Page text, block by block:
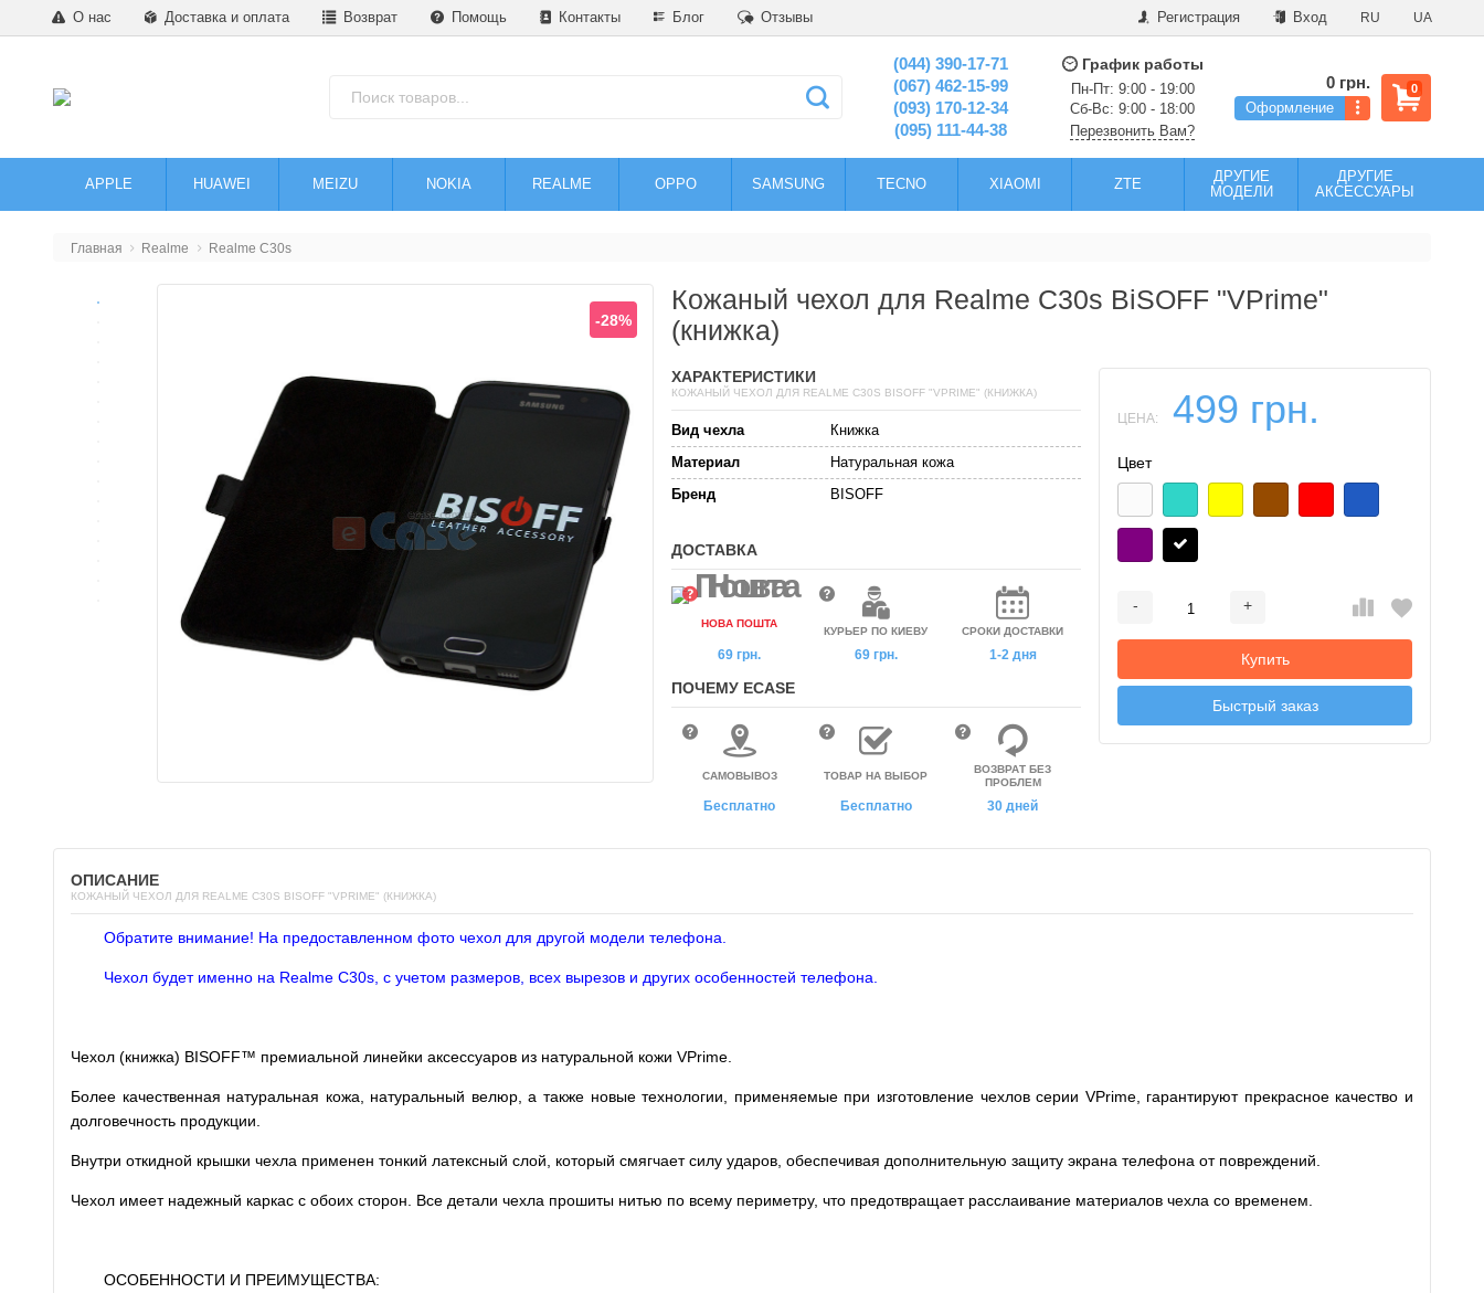
О нас Доставка и оплата Возврат Помощь Контакты Блог Отзывы Регистрация Вход RU UA
(044) 390-17-71
(067) 462-15-99
(093) 170-12-34
(095) 111-44-38
График работы
Пн-Пт: 9:00 - 19:00
Сб-Вс: 9:00 - 18:00
Перезвонить Вам?
0
0 грн.
Оформление
APPLE HUAWEI MEIZU NOKIA REALME OPPO SAMSUNG TECNO XIAOMI ZTE
ДРУГИЕ
МОДЕЛИ
ДРУГИЕ
АКСЕССУАРЫ
Главная Realme Realme C30s
-28%
Кожаный чехол для Realme C30s BiSOFF "VPrime"
(книжка)
ЦЕНА: 499 грн.
Цвет
- +
Купить
Быстрый заказ
ХАРАКТЕРИСТИКИ
КОЖАНЫЙ ЧЕХОЛ ДЛЯ REALME C30S BISOFF "VPRIME" (КНИЖКА)
Вид чехла
Книжка
Материал
Натуральная кожа
Бренд
BISOFF
ДОСТАВКА
НОВА ПОШТА
69 грн.
КУРЬЕР ПО КИЕВУ
69 грн.
СРОКИ ДОСТАВКИ
1-2 дня
ПОЧЕМУ ECASE
САМОВЫВОЗ
Бесплатно
ТОВАР НА ВЫБОР
Бесплатно
ВОЗВРАТ БЕЗ
ПРОБЛЕМ
30 дней
ОПИСАНИЕ
КОЖАНЫЙ ЧЕХОЛ ДЛЯ REALME C30S BISOFF "VPRIME" (КНИЖКА)
Обратите внимание! На предоставленном фото чехол для другой модели телефона.
Чехол будет именно на Realme C30s, с учетом размеров, всех вырезов и других особенностей телефона.
Чехол (книжка) BISOFF™ премиальной линейки аксессуаров из натуральной кожи VPrime.
Более качественная натуральная кожа, натуральный велюр, а также новые технологии, применяемые при изготовление чехлов серии VPrime, гарантируют прекрасное качество и
долговечность продукции.
Внутри откидной крышки чехла применен тонкий латексный слой, который смягчает силу ударов, обеспечивая дополнительную защиту экрана телефона от повреждений.
Чехол имеет надежный каркас с обоих сторон. Все детали чехла прошиты нитью по всему периметру, что предотвращает расслаивание материалов чехла со временем.
ОСОБЕННОСТИ И ПРЕИМУЩЕСТВА: